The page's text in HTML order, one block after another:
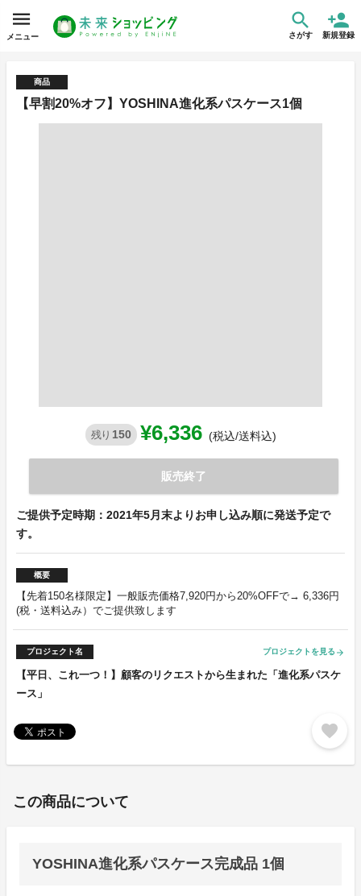
メニュー さがす 新規登録
商品
【早割20%オフ】YOSHINA進化系パスケース1個
残り 150 ¥6,336 (税込/送料込)
販売終了
ご提供予定時期：2021年5月末よりお申し込み順に発送予定で
す。
概要
【先着150名様限定】一般販売価格7,920円から20%OFFで→ 6,336円
(税・送料込み）でご提供致します
プロジェクト名 プロジェクトを見る arrow_forward
【平日、これ一つ！】顧客のリクエストから生まれた「進化系パスケ
ース」
favorite
この商品について
YOSHINA進化系パスケース完成品 1個